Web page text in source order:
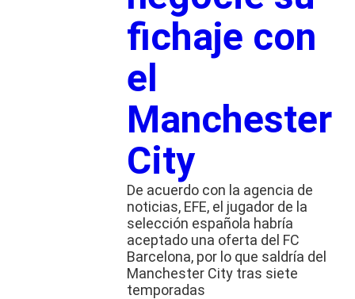
fichaje con
el
Manchester
City
De acuerdo con la agencia de
noticias, EFE, el jugador de la
selección española habría
aceptado una oferta del FC
Barcelona, por lo que saldría del
Manchester City tras siete
temporadas